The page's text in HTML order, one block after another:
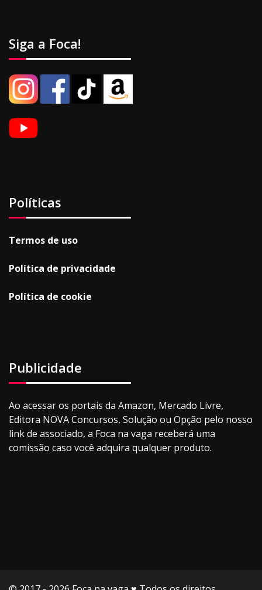
Siga a Foca!
Políticas
Termos de uso
Política de privacidade
Política de cookie
Publicidade
Ao acessar os portais da Amazon, Mercado Livre,
Editora NOVA Concursos, Solução ou Opção pelo nosso
link de associado, a Foca na vaga receberá uma
comissão caso você adquira qualquer produto.